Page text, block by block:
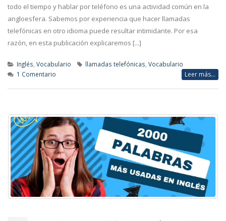
todo el tiempo y hablar por teléfono es una actividad común en la
angloesfera. Sabemos por experiencia que hacer llamadas
telefónicas en otro idioma puede resultar intimidante. Por esa
razón, en esta publicación explicaremos [...]
Inglés Vocabulario llamadas telefónicas ,Vocabulario
1 Comentario
Leer más...